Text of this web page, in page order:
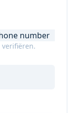
number